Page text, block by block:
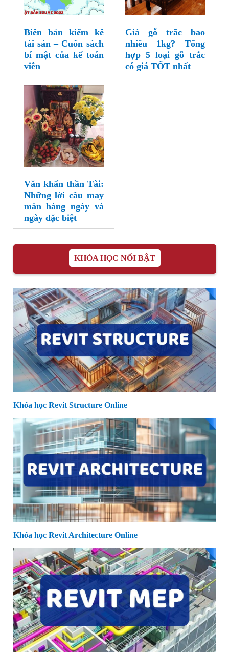
Biên bản kiểm kê
tài sản – Cuốn sách
bí mật của kế toán
viên
Giá gỗ trắc bao
nhiêu 1kg? Tổng
hợp 5 loại gỗ trắc
có giá TỐT nhất
Văn khấn thần Tài:
Những lời cầu may
mắn hàng ngày và
ngày đặc biệt
KHÓA HỌC NỔI BẬT
Khóa học Revit Structure Online
Khóa học Revit Architecture Online